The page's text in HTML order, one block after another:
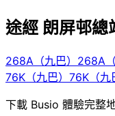
途經 朗屏邨
268A（九巴） 268A（
76K（九巴） 76K（九
下載 Busio 體驗完整